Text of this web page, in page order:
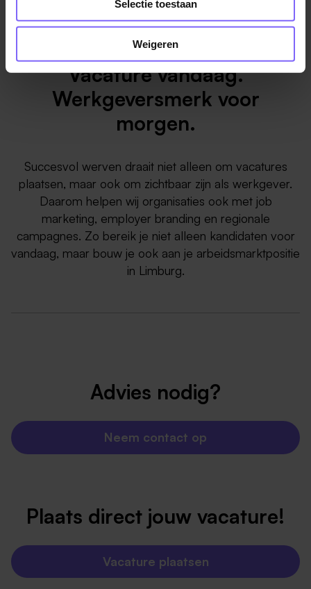
Selectie toestaan
Weigeren
Vacature vandaag.
Werkgeversmerk voor
morgen.
Succesvol werven draait niet alleen om vacatures
plaatsen, maar ook om zichtbaar zijn als werkgever.
Daarom helpen wij organisaties ook met job
marketing, employer branding en regionale
campagnes. Zo bereik je niet alleen kandidaten voor
vandaag, maar bouw je ook aan je arbeidsmarktpositie
in Limburg.
Advies nodig?
Neem contact op
Plaats direct jouw vacature!
Vacature plaatsen